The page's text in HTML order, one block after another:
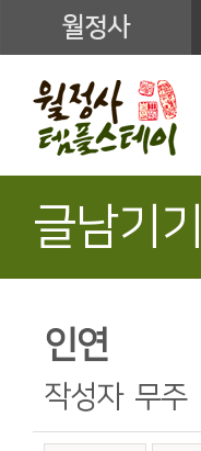
월정사
글남기기
인연
작성자 무주